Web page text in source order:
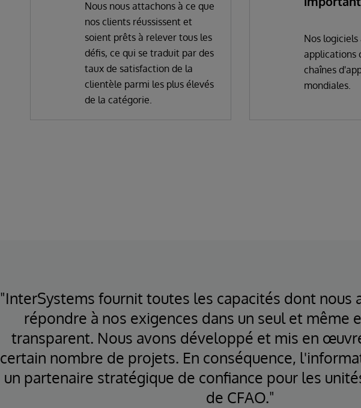
Nous nous attachons à ce que
nos clients réussissent et
soient prêts à relever tous les
défis, ce qui se traduit par des
taux de satisfaction de la
clientèle parmi les plus élevés
de la catégorie.
Nos
applications
chaînes
mondiales.
"InterSystems fournit toutes les capacités dont nous
répondre à nos exigences dans un seul et même
transparent. Nous avons développé et mis en
certain nombre de projets. En conséquence,
un partenaire stratégique de confiance pour les
de CFAO."